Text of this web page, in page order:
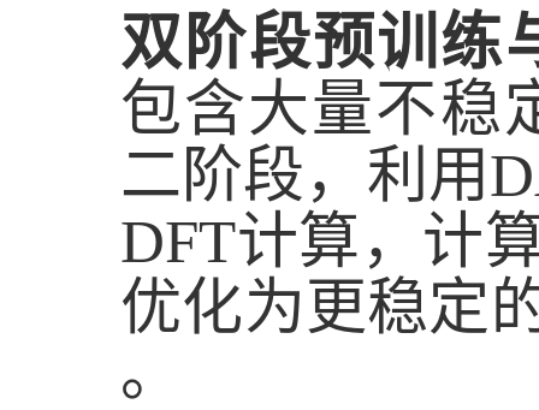
双阶段预训练
包含大量不稳
二阶段，利用
DFT计算，计
优化为更稳定
。